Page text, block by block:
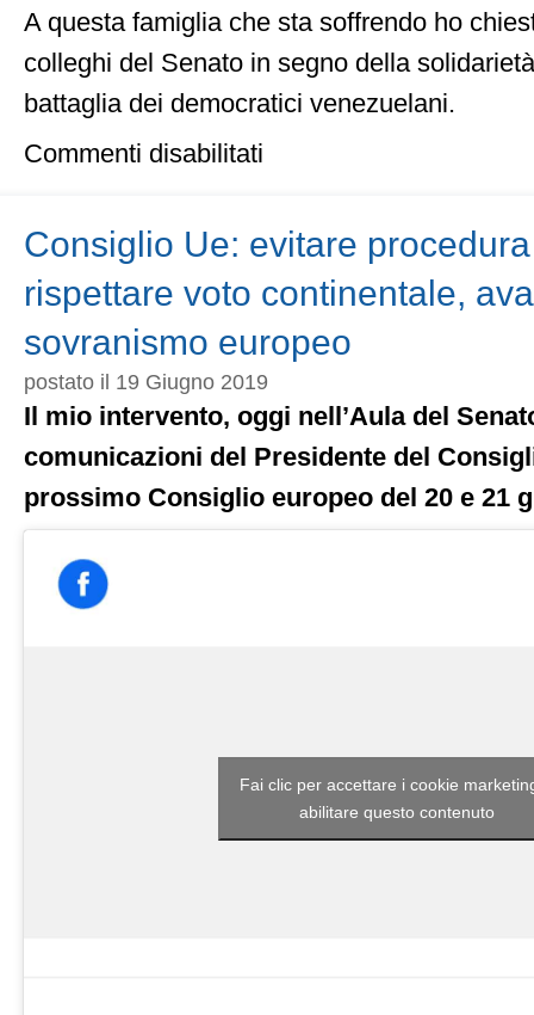
A questa famiglia che sta soffrendo ho
colleghi del Senato in segno della
battaglia dei democratici venezuelani.
Commenti disabilitati
famiglia
Zambrano,
del
Consiglio Ue: evitare
rispettare voto continentale,
sovranismo europeo
postato il 19 Giugno 2019
Il mio intervento, oggi nell’Aula del
comunicazioni del Presidente del
prossimo Consiglio europeo del 20 e 21
Fai clic per accettare i cookie
abilitare questo contenuto